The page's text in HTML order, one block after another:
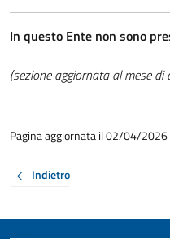
In questo Ente non sono
(sezione aggiornata al mese
Pagina aggiornata il 02/04/
Indietro